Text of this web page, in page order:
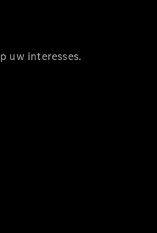
uw interesses.